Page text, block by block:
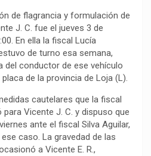
de flagrancia y formulación de
J. C. fue el jueves 3 de
En ella la fiscal Lucía
de turno esa semana,
conductor de ese vehículo
de la provincia de Loja (L).
cautelares que la fiscal
Vicente J. C. y dispuso que
ante el fiscal Silva Aguilar,
caso. La gravedad de las
a Vicente E. R.,